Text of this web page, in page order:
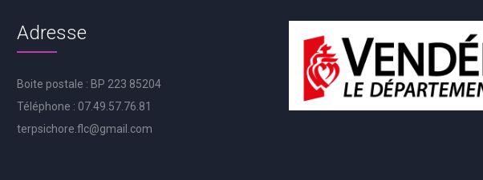
Adresse
Boite postale : BP 223 85204
Téléphone : 07.49.57.76.81
terpsichore.flc@gmail.com